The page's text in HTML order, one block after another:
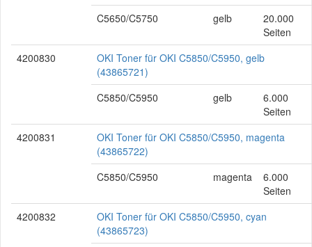
C5650/C5750
gelb
20.000
Seiten
4200830
OKI Toner für OKI C5850/C5950, gelb
(43865721)
C5850/C5950
gelb
6.000
Seiten
4200831
OKI Toner für OKI C5850/C5950, magenta
(43865722)
C5850/C5950
magenta
6.000
Seiten
4200832
OKI Toner für OKI C5850/C5950, cyan
(43865723)